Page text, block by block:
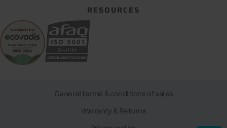
RESOURCES
General terms & conditions of sales
Warranty & Returns